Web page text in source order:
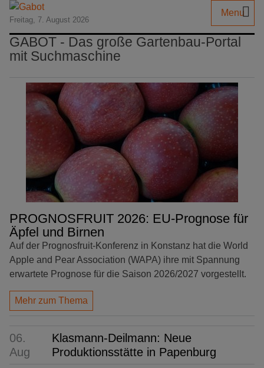
Freitag, 7. August 2026
Menu
GABOT - Das große Gartenbau-Portal
mit Suchmaschine
PROGNOSFRUIT 2026: EU-Prognose für
Äpfel und Birnen
Auf der Prognosfruit-Konferenz in Konstanz hat die World
Apple and Pear Association (WAPA) ihre mit Spannung
erwartete Prognose für die Saison 2026/2027 vorgestellt.
Mehr zum Thema
06.
Aug
Klasmann-Deilmann: Neue
Produktionsstätte in Papenburg